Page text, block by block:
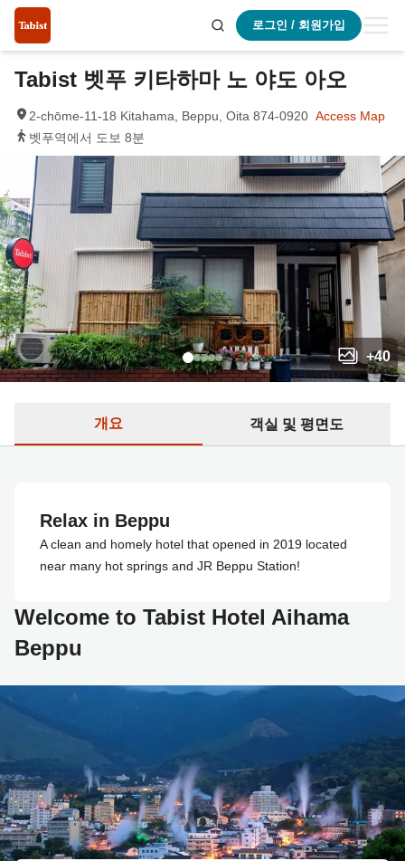
로그인 / 회원가입
+40
Tabist 벳푸 키타하마 노 야도 아오
2-chōme-11-18 Kitahama, Beppu, Oita 874-0920 Access Map
벳푸역에서 도보 8분
개요 객실 및 평면도
Relax in Beppu
A clean and homely hotel that opened in 2019 located
near many hot springs and JR Beppu Station!
Welcome to Tabist Hotel Aihama
Beppu